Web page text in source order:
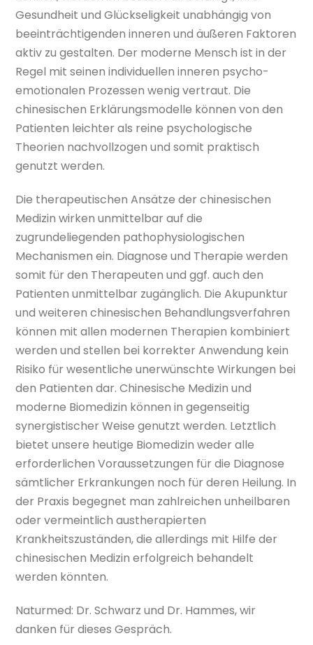
Gesundheit und Glückseligkeit unabhängig von
beeinträchtigenden inneren und äußeren Faktoren
aktiv zu gestalten. Der moderne Mensch ist in der
Regel mit seinen individuellen inneren psycho-
emotionalen Prozessen wenig vertraut. Die
chinesischen Erklärungsmodelle können von den
Patienten leichter als reine psychologische
Theorien nachvollzogen und somit praktisch
genutzt werden.
Die therapeutischen Ansätze der chinesischen
Medizin wirken unmittelbar auf die
zugrundeliegenden pathophysiologischen
Mechanismen ein. Diagnose und Therapie werden
somit für den Therapeuten und ggf. auch den
Patienten unmittelbar zugänglich. Die Akupunktur
und weiteren chinesischen Behandlungsverfahren
können mit allen modernen Therapien kombiniert
werden und stellen bei korrekter Anwendung kein
Risiko für wesentliche unerwünschte Wirkungen bei
den Patienten dar. Chinesische Medizin und
moderne Biomedizin können in gegenseitig
synergistischer Weise genutzt werden. Letztlich
bietet unsere heutige Biomedizin weder alle
erforderlichen Voraussetzungen für die Diagnose
sämtlicher Erkrankungen noch für deren Heilung. In
der Praxis begegnet man zahlreichen unheilbaren
oder vermeintlich austherapierten
Krankheitszuständen, die allerdings mit Hilfe der
chinesischen Medizin erfolgreich behandelt
werden könnten.
Naturmed: Dr. Schwarz und Dr. Hammes, wir
danken für dieses Gespräch.